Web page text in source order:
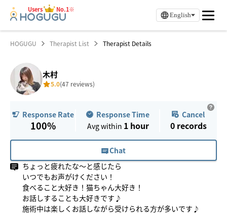
Users No.1※
English
HOGUGU Therapist List Therapist Details
木村
5.0(47 reviews)
Response Rate
100%
Response Time
Avg within 1 hour
Cancel
0 records
Chat
ちょっと疲れたな〜と感じたら
いつでもお声がけください！
食べること大好き！猫ちゃん大好き！
お話しすることも大好きです♪
施術中は楽しくお話しながら受けられる方が多いです♪